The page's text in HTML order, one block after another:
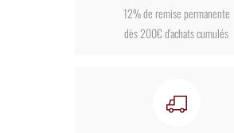
12% de remise permanente
dès 200€ d'achats cumulés